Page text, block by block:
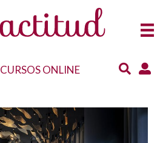
CURSOS ONLINE